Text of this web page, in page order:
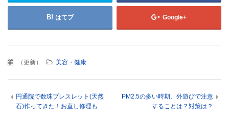
はてブ Google+
（更新） 美容・健康
円通院で数珠ブレスレット(天然
石)作ってきた！お直し修理も
PM2.5の多い時期、外遊びで注意
することは？対策は？